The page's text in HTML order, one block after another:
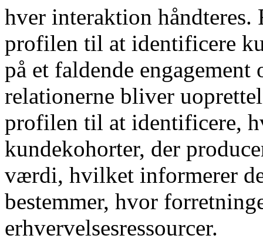
hver interaktion håndteres.
profilen til at identificere
på et faldende
relationerne bliver
profilen til at identificere,
kundekohorter, der
værdi, hvilket informerer
bestemmer, hvor
erhvervelsesressourcer.